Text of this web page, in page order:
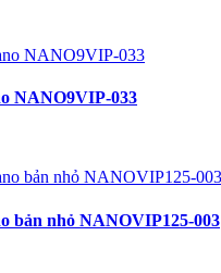
NANO9VIP-033
bản nhỏ NANOVIP125-003